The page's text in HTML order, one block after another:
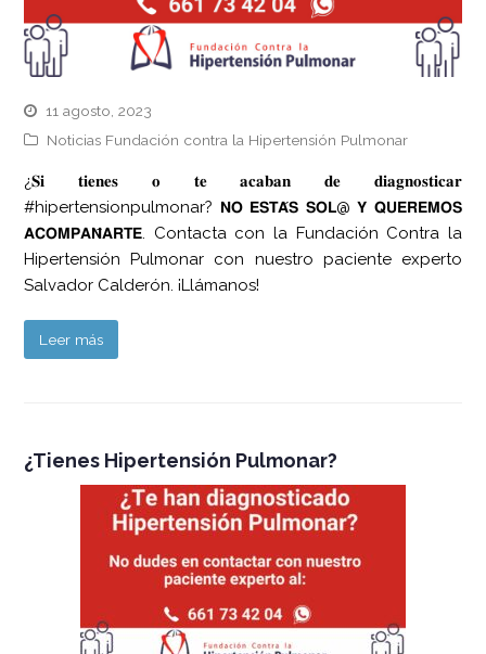
11 agosto, 2023
Noticias Fundación contra la Hipertensión Pulmonar
¿𝐒𝐢 𝐭𝐢𝐞𝐧𝐞𝐬 𝐨 𝐭𝐞 𝐚𝐜𝐚𝐛𝐚𝐧 𝐝𝐞 𝐝𝐢𝐚𝐠𝐧𝐨𝐬𝐭𝐢𝐜𝐚𝐫
#hipertensionpulmonar? 𝗡𝗢 𝗘𝗦𝗧𝗔́𝗦 𝗦𝗢𝗟@ 𝗬 𝗤𝗨𝗘𝗥𝗘𝗠𝗢𝗦
𝗔𝗖𝗢𝗠𝗣𝗔𝗡̃𝗔𝗥𝗧𝗘. Contacta con la Fundación Contra la
Hipertensión Pulmonar con nuestro paciente experto
Salvador Calderón. ¡Llámanos!
Leer más
¿Tienes Hipertensión Pulmonar?